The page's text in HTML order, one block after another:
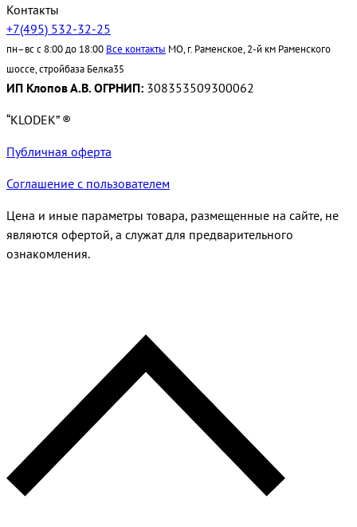
Контакты
+7(495) 532-32-25
пн–вс с 8:00 до 18:00 Все контакты МО, г. Раменское, 2-й км Раменского
шоссе, стройбаза Белка35
ИП Клопов А.В. ОГРНИП: 308353509300062
“KLODEK” ®
Публичная оферта
Соглашение с пользователем
Цена и иные параметры товара, размещенные на сайте, не
являются офертой, а служат для предварительного
ознакомления.